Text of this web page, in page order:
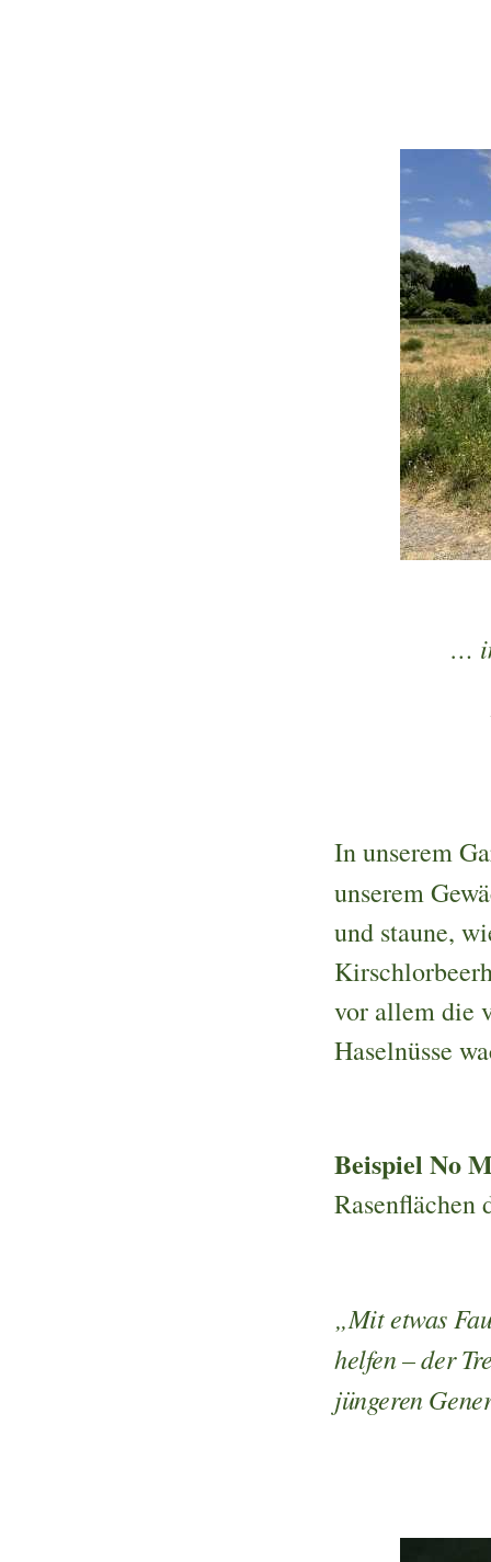
…
In unserem
unserem
und staune,
vor allem die
Haselnüsse
Beispiel No
Rasenflächen
„Mit etwas
helfen – der
jüngeren